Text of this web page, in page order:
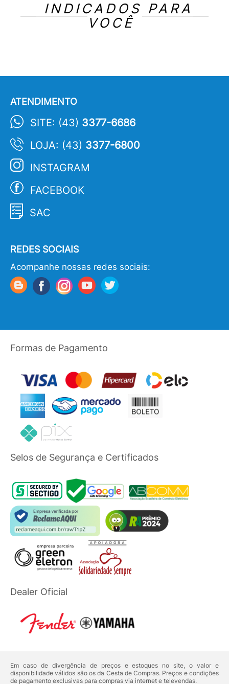
INDICADOS PARA
VOCÊ
ATENDIMENTO
SITE: (43) 3377-6686
LOJA: (43) 3377-6800
INSTAGRAM
FACEBOOK
SAC
REDES SOCIAIS
Acompanhe nossas redes sociais:
Formas de Pagamento
Selos de Segurança e Certificados
Dealer Oficial
Em caso de divergência de preços e estoques no site, o valor e
disponibilidade válidos são os da Cesta de Compras. Preços e condições
de pagamento exclusivas para compras via internet e televendas.